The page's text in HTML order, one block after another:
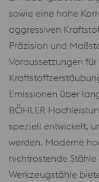
sowie eine hohe
aggressiven
Präzision und
Voraussetzungen
Emissionen über
BÖHLER
speziell entwickelt,
werden. Moderne
nichtrostende
Werkzeugstähle